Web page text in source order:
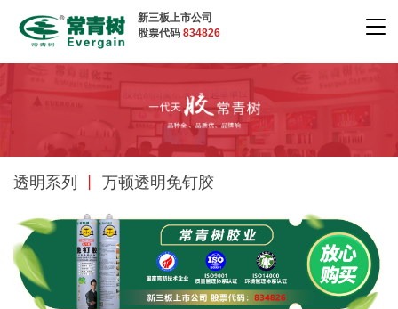
新三板上市公司
股票代码 834826
透明系列 万顿透明免钉胶